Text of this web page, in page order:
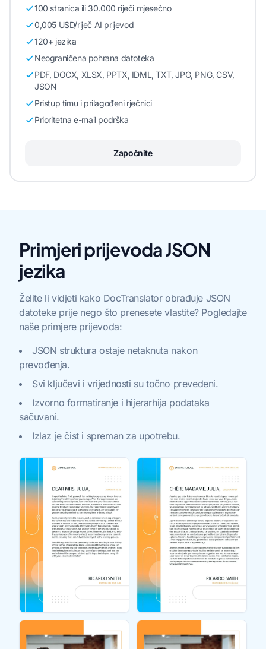
100 stranica ili 30.000 riječi mjesečno
0,005 USD/riječ AI prijevod
120+ jezika
Neograničena pohrana datoteka
PDF, DOCX, XLSX, PPTX, IDML, TXT, JPG, PNG, CSV,
JSON
Pristup timu i prilagođeni rječnici
Prioritetna e-mail podrška
Započnite
Primjeri prijevoda JSON
jezika
Želite li vidjeti kako DocTranslator obrađuje JSON
datoteke prije nego što prenesete vlastite? Pogledajte
naše primjere prijevoda:
JSON struktura ostaje netaknuta nakon
prevođenja.
Svi ključevi i vrijednosti su točno prevedeni.
Izvorno formatiranje i hijerarhija podataka
sačuvani.
Izlaz je čist i spreman za upotrebu.